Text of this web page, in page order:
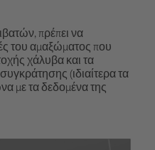
πρέπει να
του αμαξώματος που
χάλυβα και τα
(ιδιαίτερα τα
με τα δεδομένα της